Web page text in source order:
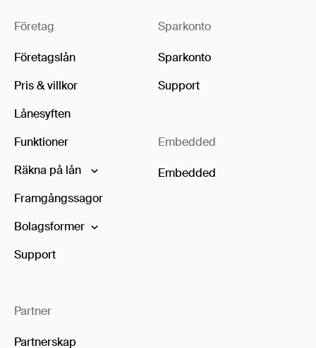
Företag
Företagslån
Pris & villkor
Lånesyften
Funktioner
Räkna på lån
Framgångssagor
Bolagsformer
Support
Partner
Partnerskap
Sparkonto
Sparkonto
Support
Embedded
Embedded